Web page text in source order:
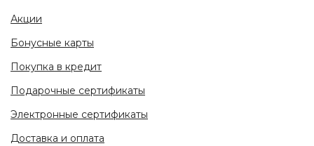
Акции
Бонусные карты
Покупка в кредит
Подарочные сертификаты
Электронные сертификаты
Доставка и оплата